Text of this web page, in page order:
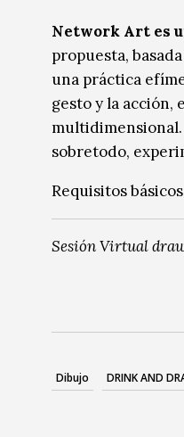
Música
Música
Sin categoríaSin
Network Art es
propuesta,
una práctica
gesto y la
sobretodo,
Requisitos
Sesión Virtual
Dibujo DRINK AND